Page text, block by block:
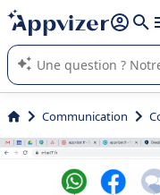
répondre (plusieurs lignes
L'IA de Appvizer vous
logiciel SaaS en
Communication